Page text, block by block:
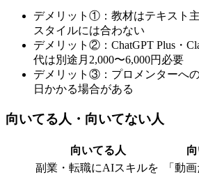
デメリット①：教材はテキスト
スタイルには合わない
デメリット②：ChatGPT Plus・
代は別途月2,000〜6,000円必要
デメリット③：プロメンターへ
日かかる場合がある
向いてる人・向いてない人
向いてる人
副業・転職にAIスキルを
「動